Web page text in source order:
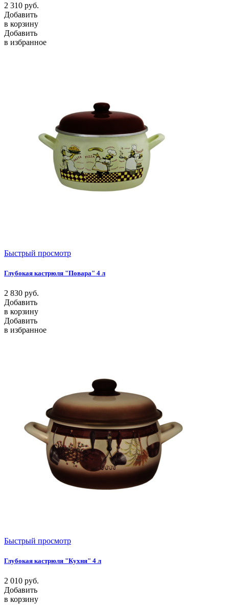
2 310 руб.
Добавить
в корзину
Добавить
в избранное
Быстрый просмотр
Глубокая кастрюля "Повара" 4 л
2 830 руб.
Добавить
в корзину
Добавить
в избранное
Быстрый просмотр
Глубокая кастрюля "Кухня" 4 л
2 010 руб.
Добавить
в корзину